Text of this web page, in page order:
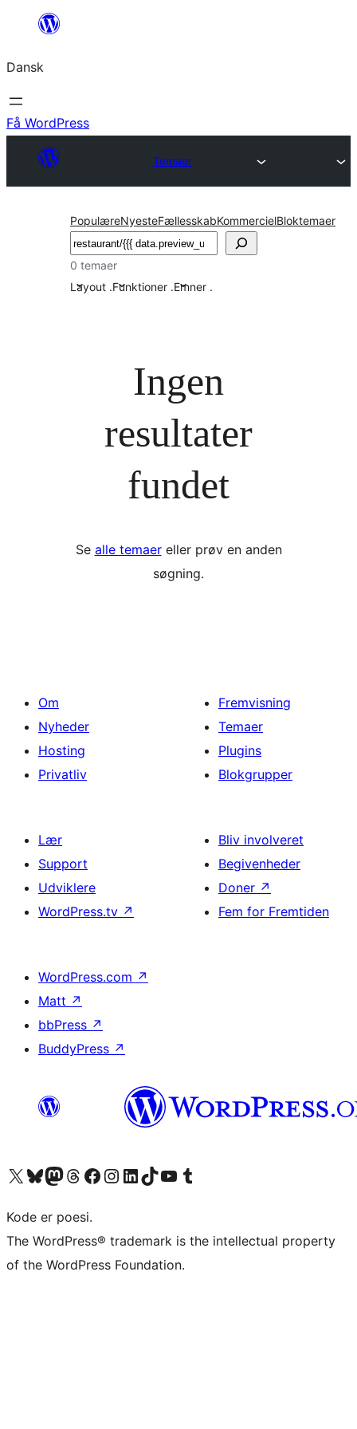
Spring
indhold
Dansk
Få WordPress
Temaer
PopulæreNyesteFællesskabKommercielBloktemaer
Søg
0 temaer
Layout .Funktioner .Emner .
Ingen
resultater
fundet
Se alle temaereller prøv en anden
søgning.
Om
Nyheder
Hosting
Privatliv
Fremvisning
Temaer
Plugins
Blokgrupper
Lær
Support
Udviklere
WordPress.tv ↗
Bliv involveret
Begivenheder
Doner ↗
Fem for Fremtiden
WordPress.com ↗
Matt ↗
bbPress ↗
BuddyPress ↗
Besøg vores X (tidligere Twitter) konto
Besøg vores Bluesky-konto
Besøg vores Mastodon konto
Besøg vores Threads-konto
Besøg vores Facebook sideBesøg vores Instagram konto
Besøg vores LinkedIn konto
Besøg vores TikTok-konto
Besøg vores YouTube-kanalBesøg vores Tumblr-konto
Kode er poesi.
The WordPress® trademark is the intellectual property
of the WordPress Foundation.